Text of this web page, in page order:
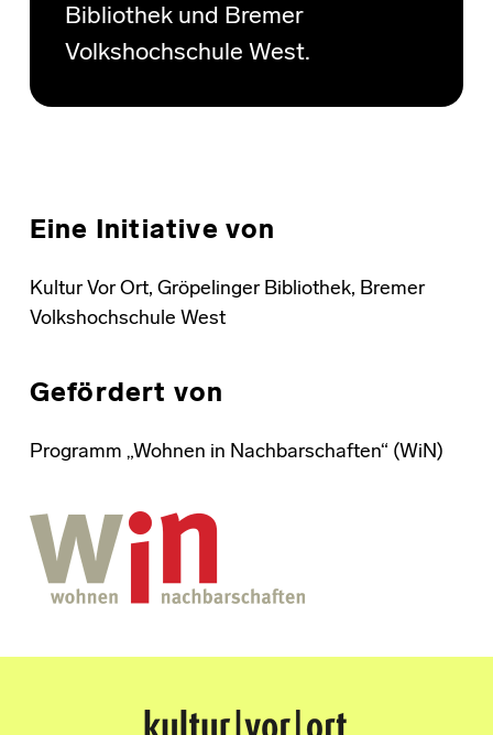
Bibliothek und Bremer
Volkshochschule West.
Eine Initiative von
Kultur Vor Ort, Gröpelinger Bibliothek, Bremer
Volkshochschule West
Gefördert von
Programm „Wohnen in Nachbarschaften“ (WiN)